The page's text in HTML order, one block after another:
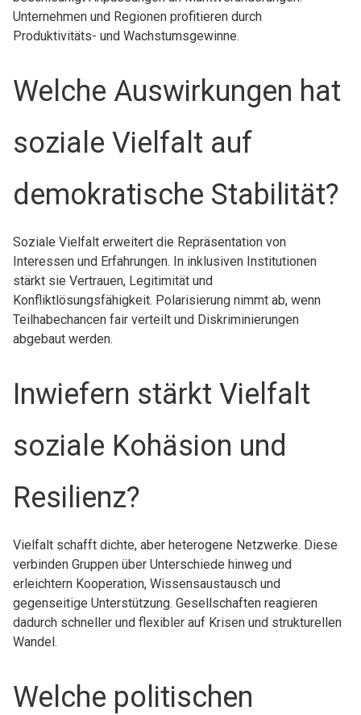
Unternehmen und Regionen profitieren durch
Produktivitäts- und Wachstumsgewinne.
Welche Auswirkungen hat
soziale Vielfalt auf
demokratische Stabilität?
Soziale Vielfalt erweitert die Repräsentation von
Interessen und Erfahrungen. In inklusiven Institutionen
stärkt sie Vertrauen, Legitimität und
Konfliktlösungsfähigkeit. Polarisierung nimmt ab, wenn
Teilhabechancen fair verteilt und Diskriminierungen
abgebaut werden.
Inwiefern stärkt Vielfalt
soziale Kohäsion und
Resilienz?
Vielfalt schafft dichte, aber heterogene Netzwerke. Diese
verbinden Gruppen über Unterschiede hinweg und
erleichtern Kooperation, Wissensaustausch und
gegenseitige Unterstützung. Gesellschaften reagieren
dadurch schneller und flexibler auf Krisen und strukturellen
Wandel.
Welche politischen